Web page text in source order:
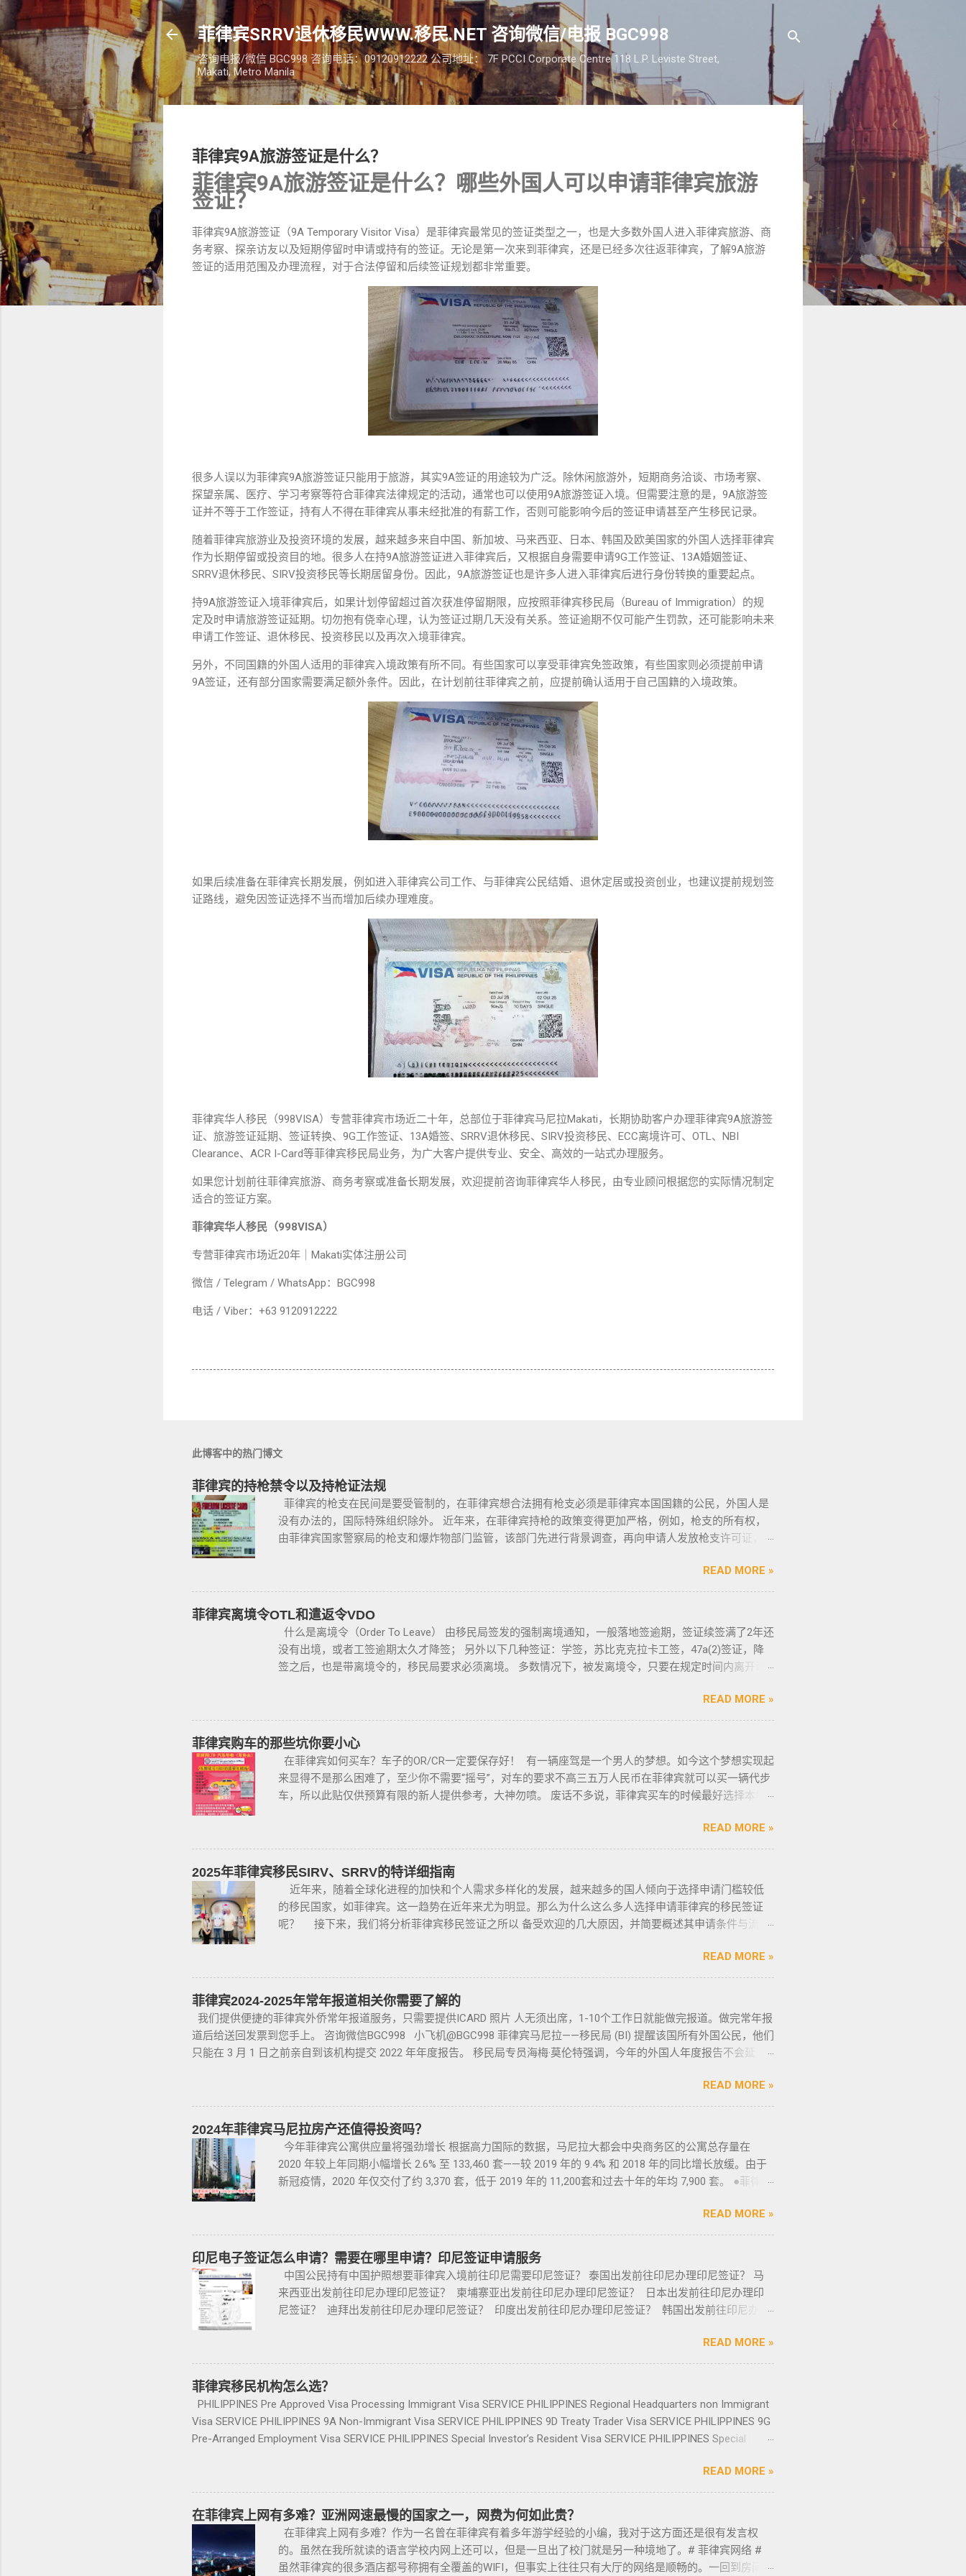
跳至主要内容
菲律宾SRRV退休移民WWW.移民.NET 咨询微信/电报 BGC998
咨询电报/微信 BGC998 咨询电话：09120912222 公司地址： 7F PCCI Corporate Centre 118 L.P. Leviste Street,
Makati, Metro Manila
菲律宾9A旅游签证是什么？
菲律宾9A旅游签证是什么？哪些外国人可以申请菲律宾旅游
签证？
菲律宾9A旅游签证（9A Temporary Visitor Visa）是菲律宾最常见的签证类型之一，也是大多数外国人进入菲律宾旅游、商
务考察、探亲访友以及短期停留时申请或持有的签证。无论是第一次来到菲律宾，还是已经多次往返菲律宾，了解9A旅游
签证的适用范围及办理流程，对于合法停留和后续签证规划都非常重要。
很多人误以为菲律宾9A旅游签证只能用于旅游，其实9A签证的用途较为广泛。除休闲旅游外，短期商务洽谈、市场考察、
探望亲属、医疗、学习考察等符合菲律宾法律规定的活动，通常也可以使用9A旅游签证入境。但需要注意的是，9A旅游签
证并不等于工作签证，持有人不得在菲律宾从事未经批准的有薪工作，否则可能影响今后的签证申请甚至产生移民记录。
随着菲律宾旅游业及投资环境的发展，越来越多来自中国、新加坡、马来西亚、日本、韩国及欧美国家的外国人选择菲律宾
作为长期停留或投资目的地。很多人在持9A旅游签证进入菲律宾后，又根据自身需要申请9G工作签证、13A婚姻签证、
SRRV退休移民、SIRV投资移民等长期居留身份。因此，9A旅游签证也是许多人进入菲律宾后进行身份转换的重要起点。
持9A旅游签证入境菲律宾后，如果计划停留超过首次获准停留期限，应按照菲律宾移民局（Bureau of Immigration）的规
定及时申请旅游签证延期。切勿抱有侥幸心理，认为签证过期几天没有关系。签证逾期不仅可能产生罚款，还可能影响未来
申请工作签证、退休移民、投资移民以及再次入境菲律宾。
另外，不同国籍的外国人适用的菲律宾入境政策有所不同。有些国家可以享受菲律宾免签政策，有些国家则必须提前申请
9A签证，还有部分国家需要满足额外条件。因此，在计划前往菲律宾之前，应提前确认适用于自己国籍的入境政策。
如果后续准备在菲律宾长期发展，例如进入菲律宾公司工作、与菲律宾公民结婚、退休定居或投资创业，也建议提前规划签
证路线，避免因签证选择不当而增加后续办理难度。
菲律宾华人移民（998VISA）专营菲律宾市场近二十年，总部位于菲律宾马尼拉Makati，长期协助客户办理菲律宾9A旅游签
证、旅游签证延期、签证转换、9G工作签证、13A婚签、SRRV退休移民、SIRV投资移民、ECC离境许可、OTL、NBI
Clearance、ACR I-Card等菲律宾移民局业务，为广大客户提供专业、安全、高效的一站式办理服务。
如果您计划前往菲律宾旅游、商务考察或准备长期发展，欢迎提前咨询菲律宾华人移民，由专业顾问根据您的实际情况制定
适合的签证方案。
菲律宾华人移民（998VISA）
专营菲律宾市场近20年｜Makati实体注册公司
微信 / Telegram / WhatsApp：BGC998
电话 / Viber：+63 9120912222
此博客中的热门博文
菲律宾的持枪禁令以及持枪证法规
菲律宾的枪支在民间是要受管制的，在菲律宾想合法拥有枪支必须是菲律宾本国国籍的公民，外国人是
没有办法的，国际特殊组织除外。 近年来，在菲律宾持枪的政策变得更加严格，例如，枪支的所有权，
由菲律宾国家警察局的枪支和爆炸物部门监管，该部门先进行背景调查，再向申请人发放枪支许可证，如
且通过背景调查，才能获得持有执照。 申请过程还包括通过药物测试丶获得法庭许可丶精神病学检查丶
国家警察许可丶参加菲律宾国家警察（PNP）或认可的枪支俱乐部的枪支安全研讨会等。 菲律宾枪支受
政府管理 根据菲律宾的相关法律，一些行业的从业人员如律师丶菲律宾律师协会的成员丶注册会计师丶
有资质的媒体从业人员丶出纳丶银行柜员丶天主教神父丶基督教牧师丶犹太教拉比丶伊斯兰教阿訇丶医生
丶护士丶工程师等，可以在自家外持有小型枪械，原因是他们的职业“岌岌可危”。 只有处于实际的威胁之
下，或者由于职业丶专业或商业性质而处于危险之中的人，才会被认定为有资格申请。 由于经商需要，
存在较高风险成为犯罪分子目标的商人，也可以申请携带许可证。 据悉，这些行业的人们必须通过药物
和心理测试，还须没有任何犯罪记录或任何未审判的两年以上徒刑的案子，才可以获得特殊枪支许可证。
果非法持有无牌枪支且被定罪的话，将面临至少入狱30年。 公民被禁止在其住所以外的区域携带枪支 禁
止公民携带枪支进入公共场合的禁令，即使是未当班的警察，在公共场合携带配枪，也会因此而被逮捕。
要求枪支持有者，每两年更新一次执照，并每四年登记一次枪支。 如果不遵守，将导致撤销和没收枪
支。 续期申请，需要在该许可证期满之日前六个月内，向菲律宾国家警察局枪支和爆炸物办公室（FEO）
获得携带许可证（PTC），在公众场合携带手枪。 目前共有五种持有枪支的许可证： 类别 1 －最多拥有2
支枪 类别 2 -最多拥有5支枪 类别 3 -最多拥有10支枪 类别 4 -最多拥有15支枪 类别 5 －拥有15支...
READ MORE »
菲律宾离境令OTL和遣返令VDO
什么是离境令（Order To Leave） 由移民局签发的强制离境通知，一般落地签逾期，签证续签满了2年还
没有出境，或者工签逾期太久才降签； 另外以下几种签证：学签，苏比克克拉卡工签，47a(2)签证，降
签之后，也是带离境令的，移民局要求必须离境。 多数情况下，被发离境令，只要在规定时间内离开菲
@BGC998 Whats app：+63 912-0912-222 电话：0912-0912-222 优先使用TG免验证，咨询请主动告知
咨询项目，菲律宾MAKATI 实体公司，客户 隐私保护 安全 可靠，可以安排工作人员上门取件或前往我们
办公室提交办理业务。 什么是遣返令VDO（Voluntary Deportation Order） 一般都是非法行为导致被遣
返，情节比较严重。例如19-20年，很多客户是非法用落地签转旅游签。 一般遣返客户都会成为“菲律宾
不受欢迎的人”做完遣返以后会直接进黑名单，下次再来需要洗黑。 哪些情况会被遣返？ 1. 落地签转旅游
签的旅客，如果没有提前在移民局处理，出境在机场就被扣护照。 2. 2016年克拉克事件被抓的，又保关
入境的客户必须要做遣返才能出境。 3. 在菲律宾工作无牌照被本地警察抓，在拘留所等待遣返或保出来
做遣返。 4. 在海关出境被扣了护照的，大部分都要做遣返。 5. 在机场海关是黑名单保关入境的，回国要
单吗？ 但凡做了遣返都是黑名单。遣返的流程第一步就是申请驱逐令。成为菲律宾不受欢迎的人。从去
年开始大量的中国人出境被扣护照，被扣护照后面的处理方式只有遣返。 上了菲律宾黑名单以后怎么再
入境 如果您已经被遣返回去了，并且还想再来菲律宾的话，那么您可以联系我们帮您洗黑直接清底，整
个周期15个工作日，洗好了以后再入境不会有任何被拦，包入境的。 如果您需要了就联系我们在线客服
READ MORE »
菲律宾购车的那些坑你要小心
在菲律宾如何买车？车子的OR/CR一定要保存好！ 有一辆座驾是一个男人的梦想。如今这个梦想实现起
来显得不是那么困难了，至少你不需要“摇号”，对车的要求不高三五万人民币在菲律宾就可以买一辆代步
车，所以此贴仅供预算有限的新人提供参考，大神勿喷。 废话不多说，菲律宾买车的时候最好选择本地
详细说明了，中国人卖的车很多调表 很多有暗伤才卖； 找到你心爱的车的时候千万不要着急下单，一定
要多渠道比价，多维度评估，最后找出性价比最高的那一款， 同时看好的车一定要试驾，一定要试驾，
一定要试驾，检查卖车人和 和你交易的是不是同一个人 ； 在菲买二手车一般都是车主将车卖给车行，车
行再把车卖给你，所以有几个细节你要注意了： 1、你会拿到两份合同，第一份是车主卖给车行的，这里
主要核查合同上的CR/OR 车架号、发动机号是否一致，车主ID和车行老板ID复印件作为合同附件一同给
你，每一个ID旁边都要有车主的签名； 2、第二份合同一般都是一张空白的合同，只有车行的签字，所以
你要核对签字是否一致，如果可以尽量多要一些签过字的合同，后面会说为什么； 3、检查CR/OR原件，
原件，原件一定是原件拿到手里，保险单也要问清楚在哪里交保险，保险品类； 4、车牌要注意是不是临
英语都不太好，贴牌的车牌号和临时车牌的车牌号不是同一个号码，对号码有要求的也要注意识别是不是
你忌讳的号码； 5、车钥匙一般是2-三把，2把自动1把备用的，不同车型不一样，所以要合适清楚；随车
手册 保修单等 此时你手里应该有两份合同、一份保险、 一份OR/CR文件，这些一定要放在家里保存好，
OR/CR可以复印两张放到车里备用 ； 想了解更多最新信息欢迎联系和咨询我们，微信：BGC998 电报
咨询项目，菲律宾MAKATI 实体公司，客户 隐私保护 安全 可靠，可以安排工作人员上门取...
READ MORE »
2025年菲律宾移民SIRV、SRRV的特详细指南
近年来，随着全球化进程的加快和个人需求多样化的发展，越来越多的国人倾向于选择申请门槛较低
的移民国家，如菲律宾。这一趋势在近年来尤为明显。那么为什么这么多人选择申请菲律宾的移民签证
呢？ 接下来，我们将分析菲律宾移民签证之所以 备受欢迎的几大原因，并简要概述其申请条件与流
有繁琐的移民监限制，为申请者提供了极大的便利与自由。 在菲律宾，主要有两种移民签证：
SRRV（退休移民签证）和SIRV（投资移民签证）。需要特别注意的是，获得移民签证并不意味着放弃中
国国籍，它只是为申请者提供了一个额外的永居身份，成功获得这些签证后，不仅能在菲律宾享受更多福
利与权益，而且申请者的原有国籍与原有权益不会受到影响。 退休移民签证——SRRV
SRRV（SpecialResidentRetiree'sVisa）是菲律宾退休署(PRA)颁发的移民绿卡，持有者可以自由出入境，
并在菲律宾永居。 申请条件一般分为两种：现金存款类和房产投资类。 现金存款类： （1）申请
人的年龄需在50岁以上：一家三口存款2万美元，多一个人需另存款1.5万美元/人； （2）存款冻结在
银行，不能用于投资； （3）申请若是想放弃该身份，可随时赎回存款。 房产投资类： （1）存
申请人提供基础的申请材料做初审，后转款两万美金到相关部门； 2、审核该存款的安全性，申请人需
要入境菲律宾完成后续流程工作； ...
READ MORE »
菲律宾2024-2025年常年报道相关你需要了解的
我们提供便捷的菲律宾外侨常年报道服务，只需要提供ICARD 照片 人无须出席，1-10个工作日就能做完报道。做完常年报
道后给送回发票到您手上。 咨询微信BGC998 小飞机@BGC998 菲律宾马尼拉——移民局 (BI) 提醒该国所有外国公民，他们
只能在 3 月 1 日之前亲自到该机构提交 2022 年年度报告。 移民局专员海梅·莫伦特强调，今年的外国人年度报告不会延
告。 莫伦特警告说，任何不遵守报告的行为都可能导致罚款、取消签证、驱逐出境或监禁。” 莫伦特还建议尚未提交报告的
外国人立即在 BI 的在线预约系统 http://e-services.immigration.gov.ph 上注册以获得他们的名额。 莫伦特说，每天只保留
800 个名额，而星期六则保留给经认可的实体，并为大量申请人保留远程报告。 与此同时，移民局外国人登记处处长阿
蒂。何塞·卡利托斯·利卡斯（Jose Carlitos Licas）提醒，在 60 天期限内出境的外国人仍可在返回该国后 30 天内进行报
告，前提是其再入境许可证仍然有效。 除了位于马尼拉 Intramuros 的 BI 总部外，外国人还可以向最近的参与 BI 现场、展
办公室报告。 2022年常年报到须知 受新冠疫情影响，所有外国人必须 先在常年报到网站进行预约： 常年报到日期 从2022
年1月4日开始，直至2022年3月1日 ，仅限于 周一至周五 。 每天 限额800人 ，常年报到费用为 310菲币 。 常年报到期间不
在菲律宾的外国公民，可在入境菲律宾的 30天内 办理常年报到即可。 除了移民局位于王城（Intramuros）的总部办公室
在线预约系统获取预约时间表，在指定的时间段，前往指定移民局地点，进行线下年检和法律调查。 3：相关费用：外国人
年度报告需要出示其原始的ACR I卡和有效护照，并支付300...
READ MORE »
2024年菲律宾马尼拉房产还值得投资吗？
今年菲律宾公寓供应量将强劲增长 根据高力国际的数据，马尼拉大都会中央商务区的公寓总存量在
2020 年较上年同期小幅增长 2.6% 至 133,460 套——较 2019 年的 9.4% 和 2018 年的同比增长放缓。由于
新冠疫情，2020 年仅交付了约 3,370 套，低于 2019 年的 11,200套和过去十年的年均 7,900 套。 ●菲律宾
房买卖、房屋租赁、越来越多的华人对菲律宾旅游投资,菲律宾移民感兴趣,居外网菲律宾房地产网,为您精
彩呈现菲律宾房子,来居外投资菲律宾房地产资源,您还可了解菲律宾房价, 在售楼盘介绍等业务. 专注于菲
律宾不动产市场，是菲律宾最大的外国人不动产服务机构之一，主要服务在菲外国人以及在菲工作生活的
业主和租客，提供一站式中文/英文资讯服务。供菲律宾的新房、二手房、特价房、二手楼花、开发商、
投资指南等房产信息,为房产投资者菲律宾买房提供帮助. 我们的运营团队拥有数十年在菲律宾生活工作以
及移民 、税务 、不动产等业务相关经验 、源于本土，我们更了解菲律宾的市场动态。 ●菲律宾998不动
产机构 998 Real Estate 长期紧密协作知名的菲律宾各大地产开发商以及合规中介资源公司为主要合作伙
伴，集合更多资源，能针对外国投资者提供从不动产精选、不动产购买/出售/租凭/ 不动产交付、不动产
赖是我们最大的动力。 任何关于菲律宾房产买卖 交易 相关的问题 欢迎咨询 我们 Telegram 电报
@VBW777 但随着限制放宽，此前暂停的公寓项目建设已恢复，预计今年供应将再次强劲增长。事实上，
在 2021 年第一季度，竣工量几乎翻了两番，从上一季度的 1,080 套增至 4,145 套。据高力国际称，所有
新增供应都在湾区，包括Six Senses Resort I – Scent Tower, S...
READ MORE »
印尼电子签证怎么申请？需要在哪里申请？印尼签证申请服务
中国公民持有中国护照想要菲律宾入境前往印尼需要印尼签证？ 泰国出发前往印尼办理印尼签证？ 马
来西亚出发前往印尼办理印尼签证？ 柬埔寨亚出发前往印尼办理印尼签证？ 日本出发前往印尼办理印
尼签证？ 迪拜出发前往印尼办理印尼签证？ 印度出发前往印尼办理印尼签证？ 韩国出发前往印尼办理
多，微信VBW333 电报小飞机 @BGC998 电话/VIBER/WHAT'S APP+63-912-0912-222 优先咨询电报
WHAT'S APP 免验证直接咨询，添加请主动告知咨询事宜 谢谢。 目前印尼政府正通过加速推进疫苗接种
和实施社区限制政策尽最大努力控制新冠疫情发展，为即将到来的旅游业复兴做紧锣密鼓的准备， 印尼
政府已决定 对满足相关要求的游客重新开放巴厘岛和廖内群岛。请在出行印尼前，了解关于印尼签证和
入境规定，做好基本的准备工作。 1 | 电子签证 为了向计划出行印尼的外籍游客提供便利，印尼法律和人
权部开发了电子签证（e-Visa）申请系统，这将为印尼旅游业和创意经济的发展带来积极影响。 电子签
证申请系统，可使外籍人士在线申请，无需到境外印尼代表处或移民局现场办理。 点击此处 了解更多关
于电子签证的信息。 2 | 签证类型 在申请印度尼西亚签证之前，您需要明确出行目的，按需确定办理的
志愿服务、医疗和生计工作 政府职责 印度尼西亚地区的配套运输工作 海洋产业（游艇）发展 根据G20或
第144届各国议会联盟（IPU）国际大会等相关会议上印尼总统规定的相关政府职责 索引 B211B 与访问目
的如下： 外派工作能力测试候选人 临时居留许可签证 临时居留许可签证-工作 索引 C312 与访问目的如
下： 专家 在印尼水域、海域、大陆架和专属经济区作业的船舶、漂浮装置或装置上工作 监督和监控商品
READ MORE »
菲律宾移民机构怎么选？
PHILIPPINES Pre Approved Visa Processing Immigrant Visa SERVICE PHILIPPINES Regional Headquarters non Immigrant
Visa SERVICE PHILIPPINES 9A Non-Immigrant Visa SERVICE PHILIPPINES 9D Treaty Trader Visa SERVICE PHILIPPINES 9G
Pre-Arranged Employment Visa SERVICE PHILIPPINES Special Investor’s Resident Visa SERVICE PHILIPPINES Special
Structures and Entities SERVICE PHILIPPINES Office Setup Services PHILIPPINES Human Resources Consulting SERVICE
PHILIPPINES Call Center and BPO Setup SERVICE PHILIPPINES Recruitment & Executive Search Services PHILIPPINES Tax
Incentive Programs SERVICE PHILIPPINES Corporate Compliance SERVICE PHILIPPINES Permits and Licenses SERVICE
PHILIPPINES Labor Consulting SERVICE PHILIPPINES Setting-Up a Representative Office SERVICE PHILIPPINES Forming a
Corporation service PHILIPPINES Visa and Immigration Service PHILIPPINES Sole Proprietorship Busin...
READ MORE »
在菲律宾上网有多难？亚洲网速最慢的国家之一，网费为何如此贵？
在菲律宾上网有多难？作为一名曾在菲律宾有着多年游学经验的小编，我对于这方面还是很有发言权
的。虽然在我所就读的语言学校内网上还可以，但是一旦出了校门就是另一种境地了。# 菲律宾网络 #
虽然菲律宾的很多酒店都号称拥有全覆盖的WIFI，但事实上往往只有大厅的网络是顺畅的。一回到房间里